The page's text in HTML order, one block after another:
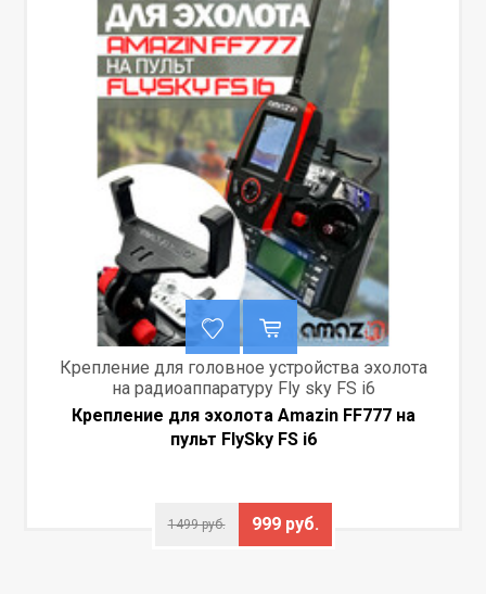
Крепление для головное устройства эхолота
на радиоаппаратуру Fly sky FS i6
Крепление для эхолота Amazin FF777 на
пульт FlySky FS i6
1499 руб. 999 руб.